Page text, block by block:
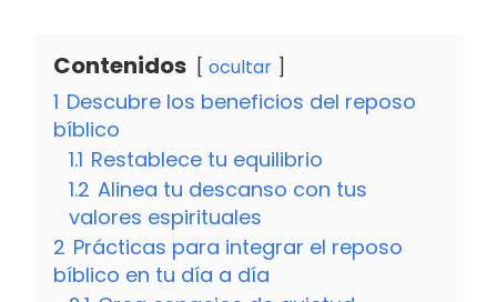
Contenidos ocultar
1 Descubre los beneficios del reposo
bíblico
1.1 Restablece tu equilibrio
1.2 Alinea tu descanso con tus
valores espirituales
2 Prácticas para integrar el reposo
bíblico en tu día a día